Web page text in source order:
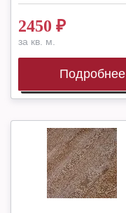
2450 ₽
за кв. м.
Подробнее